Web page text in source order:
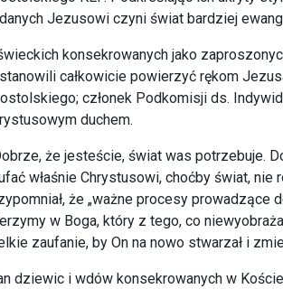
Jezusowi czyni świat bardziej
konsekrowanych jako
całkowicie powierzyć rękom
członek Podkomisji ds.
duchem.
że jesteście, świat was potrzebuje.
właśnie Chrystusowi, choćby świat,
że „ważne procesy
w Boga, który z tego, co
zaufanie, by On na nowo stwarzał i
dziewic i wdów konsekrowanych w